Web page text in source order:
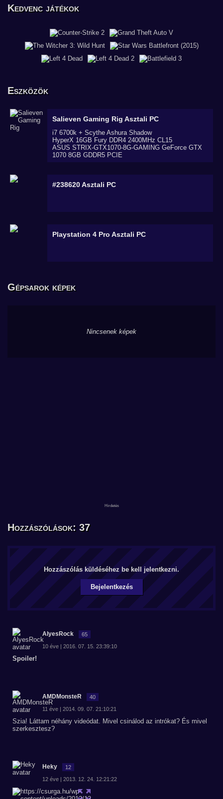
Kedvenc játékok
Eszközök
Salieven Gaming Rig Asztali PC
i7 6700k + Scythe Ashura Shadow
HyperX 16GB Fury DDR4 2400MHz CL15
ASUS STRIX-GTX1070-8G-GAMING GeForce GTX
1070 8GB GDDR5 PCIE
#238620Asztali PC
Playstation 4 Pro Asztali PC
Gépsarok képek
Nincsenek képek
Hozzászólások: 37
Hozzászólás küldéséhez be kell jelentkezni.
Bejelentkezés
AlyesRock 65
10 éve | 2016. 07. 15. 23:39:10
Spoiler!
AMDMonsteR 40
11 éve | 2014. 09. 07. 21:10:21
Szia! Láttam néhány videódat. Mivel csinálod az intrókat? És mivel
szerkesztesz?
Heky 12
12 éve | 2013. 12. 24. 12:21:22